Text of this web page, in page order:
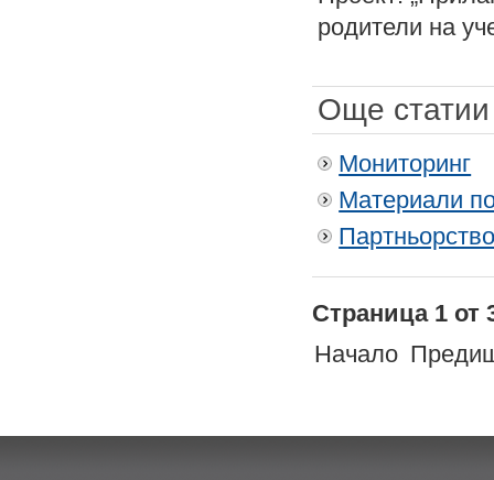
родители на
Още
Мониторинг
Материали
Страница 1 от
Начало